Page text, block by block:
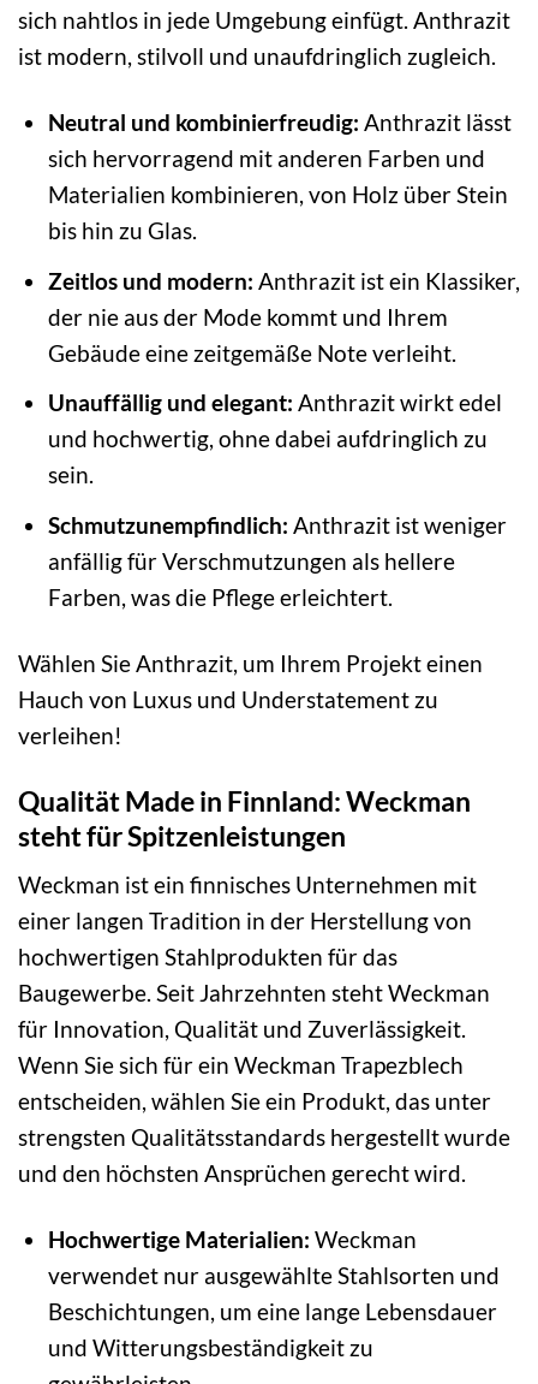
sich nahtlos in jede Umgebung einfügt. Anthrazit
ist modern, stilvoll und unaufdringlich zugleich.
Neutral und kombinierfreudig: Anthrazit lässt
sich hervorragend mit anderen Farben und
Materialien kombinieren, von Holz über Stein
bis hin zu Glas.
Zeitlos und modern: Anthrazit ist ein Klassiker,
der nie aus der Mode kommt und Ihrem
Gebäude eine zeitgemäße Note verleiht.
Unauffällig und elegant: Anthrazit wirkt edel
und hochwertig, ohne dabei aufdringlich zu
sein.
Schmutzunempfindlich: Anthrazit ist weniger
anfällig für Verschmutzungen als hellere
Farben, was die Pflege erleichtert.
Wählen Sie Anthrazit, um Ihrem Projekt einen
Hauch von Luxus und Understatement zu
verleihen!
Qualität Made in Finnland: Weckman
steht für Spitzenleistungen
Weckman ist ein finnisches Unternehmen mit
einer langen Tradition in der Herstellung von
hochwertigen Stahlprodukten für das
Baugewerbe. Seit Jahrzehnten steht Weckman
für Innovation, Qualität und Zuverlässigkeit.
Wenn Sie sich für ein Weckman Trapezblech
entscheiden, wählen Sie ein Produkt, das unter
strengsten Qualitätsstandards hergestellt wurde
und den höchsten Ansprüchen gerecht wird.
Hochwertige Materialien: Weckman
verwendet nur ausgewählte Stahlsorten und
Beschichtungen, um eine lange Lebensdauer
und Witterungsbeständigkeit zu